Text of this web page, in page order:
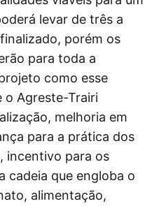
levar de três a
porém os
para toda a
como esse
o Agreste-Trairi
melhoria em
para a prática dos
incentivo para os
cadeia que engloba o
alimentação,